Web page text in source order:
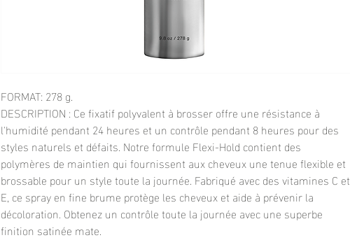
FORMAT: 278 g.
DESCRIPTION : Ce fixatif polyvalent à brosser offre une résistance à
l'humidité pendant 24 heures et un contrôle pendant 8 heures pour des
styles naturels et défaits. Notre formule Flexi-Hold contient des
polymères de maintien qui fournissent aux cheveux une tenue flexible et
brossable pour un style toute la journée. Fabriqué avec des vitamines C et
E, ce spray en fine brume protège les cheveux et aide à prévenir la
décoloration. Obtenez un contrôle toute la journée avec une superbe
finition satinée mate.